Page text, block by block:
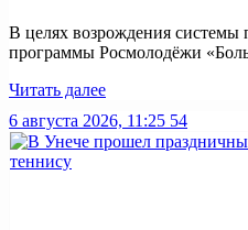
В целях возрождения системы
программы Росмолодёжи
Читать далее
6 августа 2026, 11:25 54